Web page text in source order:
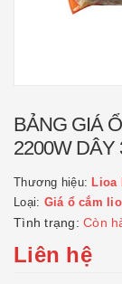
BẢNG GIÁ
2200W DÂY
Thương hiệu: Lioa
Loại: Giá ổ cắm
Tình trạng: Còn
Liên hệ